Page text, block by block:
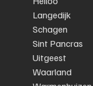
Langedijk
Schagen
Sint Pancras
Uitgeest
Waarland